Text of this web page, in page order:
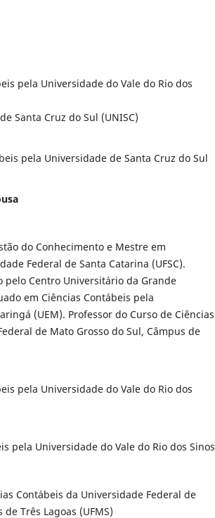
pela Universidade do Vale do Rio dos
Santa Cruz do Sul (UNISC)
pela Universidade de Santa Cruz do Sul
do Conhecimento e Mestre em
Federal de Santa Catarina (UFSC).
pelo Centro Universitário da Grande
em Ciências Contábeis pela
(UEM). Professor do Curso de Ciências
de Mato Grosso do Sul, Câmpus de
pela Universidade do Vale do Rio dos
pela Universidade do Vale do Rio dos Sinos
Contábeis da Universidade Federal de
Três Lagoas (UFMS)